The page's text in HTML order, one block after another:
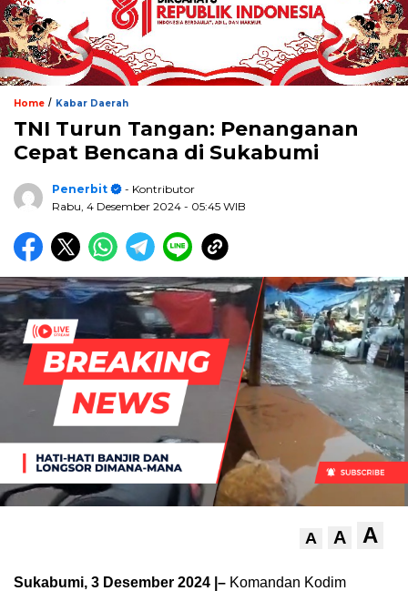
Home / Kabar Daerah
TNI Turun Tangan: Penanganan
Cepat Bencana di Sukabumi
Penerbit
- Kontributor
Rabu, 4 Desember 2024 - 05:45 WIB
A A A
Sukabumi, 3 Desember 2024 |– Komandan Kodim